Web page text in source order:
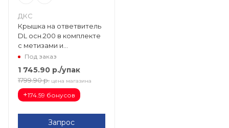
ДКС
Крышка на ответвитель
DL осн.200 в комплекте
с метизами и
пластинами PTCE 38365K
Под заказ
1 745.90 р./упак
1799.90 р. цена магазина
+174.59 бонусов
Запрос